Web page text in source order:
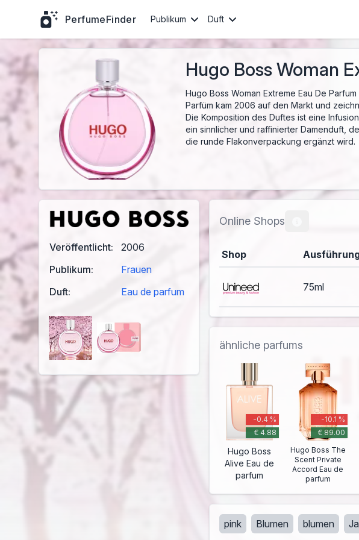
PerfumeFinder Publikum Duft
Hugo Boss Woman
Hugo Boss Woman Extreme Eau De
Parfüm kam 2006 auf den Markt und
Die Komposition des Duftes ist eine
ein sinnlicher und raffinierter Damenduft,
die runde Flakonverpackung ergänzt wird.
Veröffentlicht:
2006
Publikum:
Frauen
Duft:
Eau de parfum
Online Shops
Shop
75ml
ähnliche parfums
-0.4 %
€ 4.88
Hugo Boss
Alive Eau de
parfum
-10.1 %
€ 89.00
Hugo Boss The
Scent Private
Accord Eau de
parfum
pink Blumen blumen